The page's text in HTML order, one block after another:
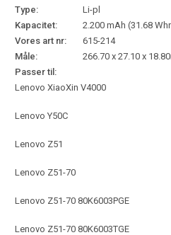
Type:
Li-pl
Kapacitet:
2.200 mAh (31.68
Vores art nr:
615-214
Måle:
266.70 x 27.10 x
Passer til:
Lenovo XiaoXin V4000
Lenovo Y50C
Lenovo Z51
Lenovo Z51-70
Lenovo Z51-70 80K6003PGE
Lenovo Z51-70 80K6003TGE